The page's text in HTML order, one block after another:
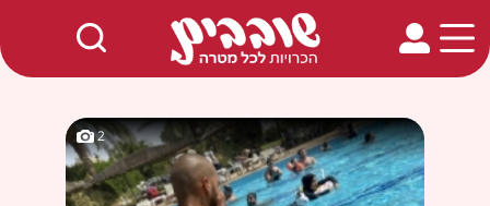
חמים באתר
2